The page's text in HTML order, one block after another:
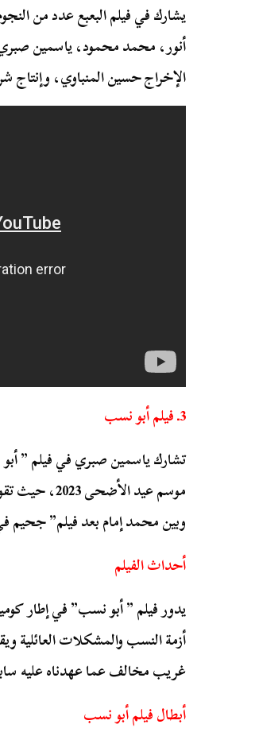
يشارك في فيلم البعبع عدد من
أنور، محمد محمود، ياسمين
الإخراج حسين المنباوي، وإنتاج
3ـ فيلم أبو نسب
تشارك ياسمين صبري في فيلم ”
موسم عيد
وبين محمد إمام بعد فيلم” جحيم
أحداث الفيلم
يدور فيلم ” أبو نسب” في
أزمة النسب والمشكلات العائلية
غريب مخالف عما عهدناه عليه
أبطال فيلم أبو نسب